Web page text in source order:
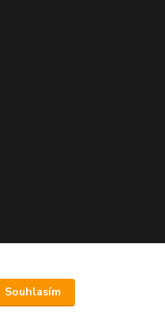
Souhlasím